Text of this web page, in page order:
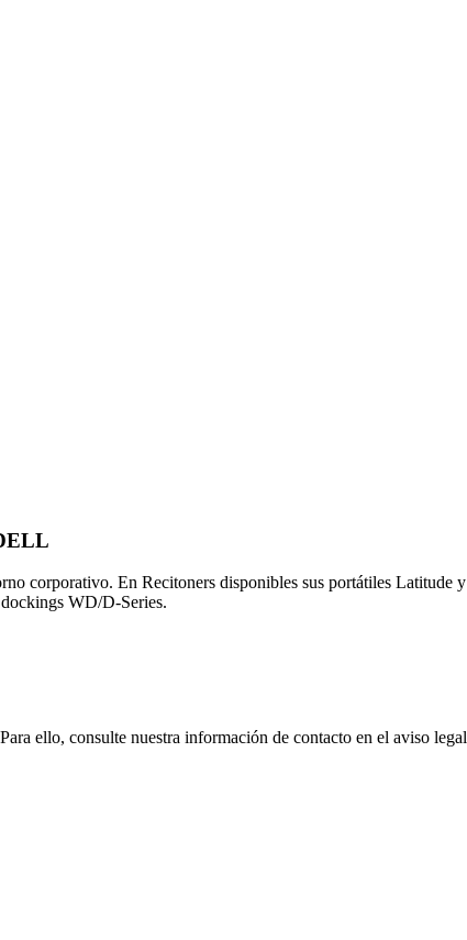
corporativo. En Recitoners disponibles sus portátiles
WD/D-Series.
ello, consulte nuestra información de contacto en el aviso